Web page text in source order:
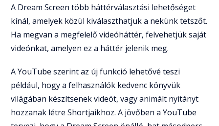
A Dream Screen több háttérválasztási lehetőséget
kínál, amelyek közül kiválaszthatjuk a nekünk tetszőt.
Ha megvan a megfelelő videóháttér, felvehetjük saját
videónkat, amelyen ez a háttér jelenik meg.
A YouTube szerint az új funkció lehetővé teszi
például, hogy a felhasználók kedvenc könyvük
világában készítsenek videót, vagy animált nyitányt
hozzanak létre Shortjaikhoz. A jövőben a YouTube